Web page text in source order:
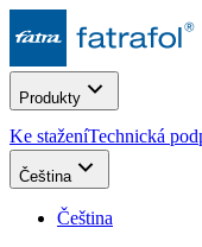
Produkty
Ke staženíTechnická
Čeština
Čeština